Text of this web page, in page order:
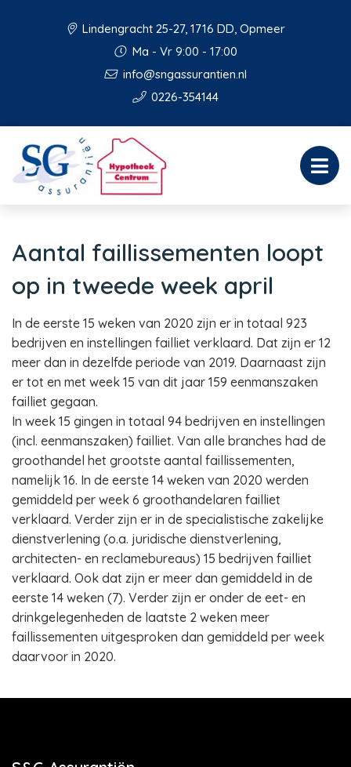
Lindengracht 25-27, 1716 DD, Opmeer
Ma - Vr 9:00 - 17:00
info@sngassurantien.nl
0226-354144
Aantal faillissementen loopt
op in tweede week april
In de eerste 15 weken van 2020 zijn er in totaal 923
bedrijven en instellingen failliet verklaard. Dat zijn er 12
meer dan in dezelfde periode van 2019. Daarnaast zijn
er tot en met week 15 van dit jaar 159 eenmanszaken
failliet gegaan.
In week 15 gingen in totaal 94 bedrijven en instellingen
(incl. eenmanszaken) failliet. Van alle branches had de
groothandel het grootste aantal faillissementen,
namelijk 16. In de eerste 14 weken van 2020 werden
gemiddeld per week 6 groothandelaren failliet
verklaard. Verder zijn er in de specialistische zakelijke
dienstverlening (o.a. juridische dienstverlening,
architecten- en reclamebureaus) 15 bedrijven failliet
verklaard. Ook dat zijn er meer dan gemiddeld in de
eerste 14 weken (7). Verder zijn er onder de eet- en
drinkgelegenheden de laatste 2 weken meer
faillissementen uitgesproken dan gemiddeld per week
daarvoor in 2020.